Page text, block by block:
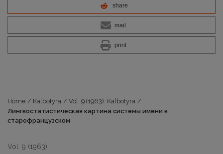
share
mail
print
Home / Kalbotyra / Vol. 9 (1963): Kalbotyra /
Лингвостатистическая картина системы имени в
старофранцузском
Vol. 9 (1963)